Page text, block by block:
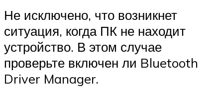
Не исключено, что возникнет
ситуация, когда ПК не находит
устройство. В этом случае
проверьте включен ли Bluetooth
Driver Manager.